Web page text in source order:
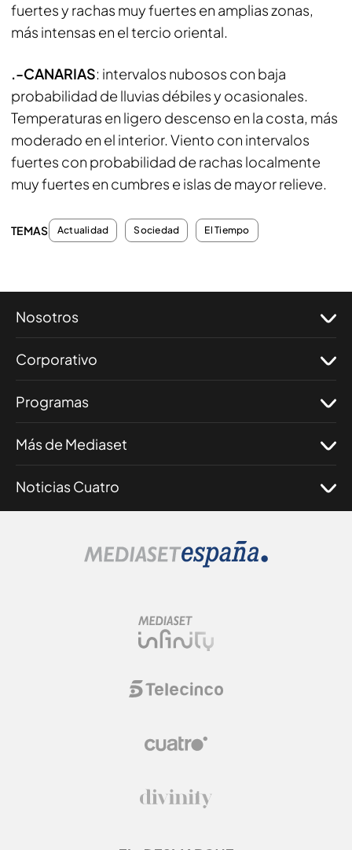
fuertes y rachas muy fuertes en amplias zonas,
más intensas en el tercio oriental.
.-CANARIAS: intervalos nubosos con baja
probabilidad de lluvias débiles y ocasionales.
Temperaturas en ligero descenso en la costa, más
moderado en el interior. Viento con intervalos
fuertes con probabilidad de rachas localmente
muy fuertes en cumbres e islas de mayor relieve.
TEMAS Actualidad Sociedad El Tiempo
Nosotros
Corporativo
Programas
Más de Mediaset
Noticias Cuatro